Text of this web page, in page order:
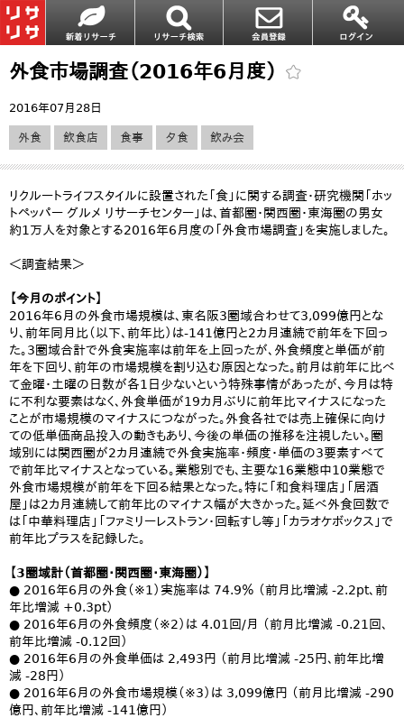
外食市場調査（2016年6月度）
2016年07月28日
外食 飲食店 食事 夕食 飲み会
リクルートライフスタイルに設置された「食」に関する調査・研究機関「ホッ
トペッパー グルメ リサーチセンター」は、首都圏・関西圏・東海圏の男女
約1万人を対象とする2016年6月度の「外食市場調査」を実施しました。
＜調査結果＞
【今月のポイント】
2016年6月の外食市場規模は、東名阪3圏域合わせて3,099億円とな
り、前年同月比（以下、前年比）は‐141億円と2カ月連続で前年を下回っ
た。3圏域合計で外食実施率は前年を上回ったが、外食頻度と単価が前
年を下回り、前年の市場規模を割り込む原因となった。前月は前年に比べ
て金曜・土曜の日数が各1日少ないという特殊事情があったが、今月は特
に不利な要素はなく、外食単価が19カ月ぶりに前年比マイナスになった
ことが市場規模のマイナスにつながった。外食各社では売上確保に向け
ての低単価商品投入の動きもあり、今後の単価の推移を注視したい。圏
域別には関西圏が2カ月連続で外食実施率・頻度・単価の3要素すべて
で前年比マイナスとなっている。業態別でも、主要な16業態中10業態で
外食市場規模が前年を下回る結果となった。特に「和食料理店」「居酒
屋」は2カ月連続して前年比のマイナス幅が大きかった。延べ外食回数で
は「中華料理店」「ファミリーレストラン・回転すし等」「カラオケボックス」で
前年比プラスを記録した。
【3圏域計（首都圏・関西圏・東海圏）】
● 2016年6月の外食（※1）実施率は 74.9％ （前月比増減 -2.2pt、前
年比増減 +0.3pt）
● 2016年6月の外食頻度（※2）は 4.01回/月 （前月比増減 -0.21回、
前年比増減 -0.12回）
● 2016年6月の外食単価は 2,493円 （前月比増減 -25円、前年比増
減 -28円）
● 2016年6月の外食市場規模（※3）は 3,099億円 （前月比増減 -290
億円、前年比増減 -141億円）